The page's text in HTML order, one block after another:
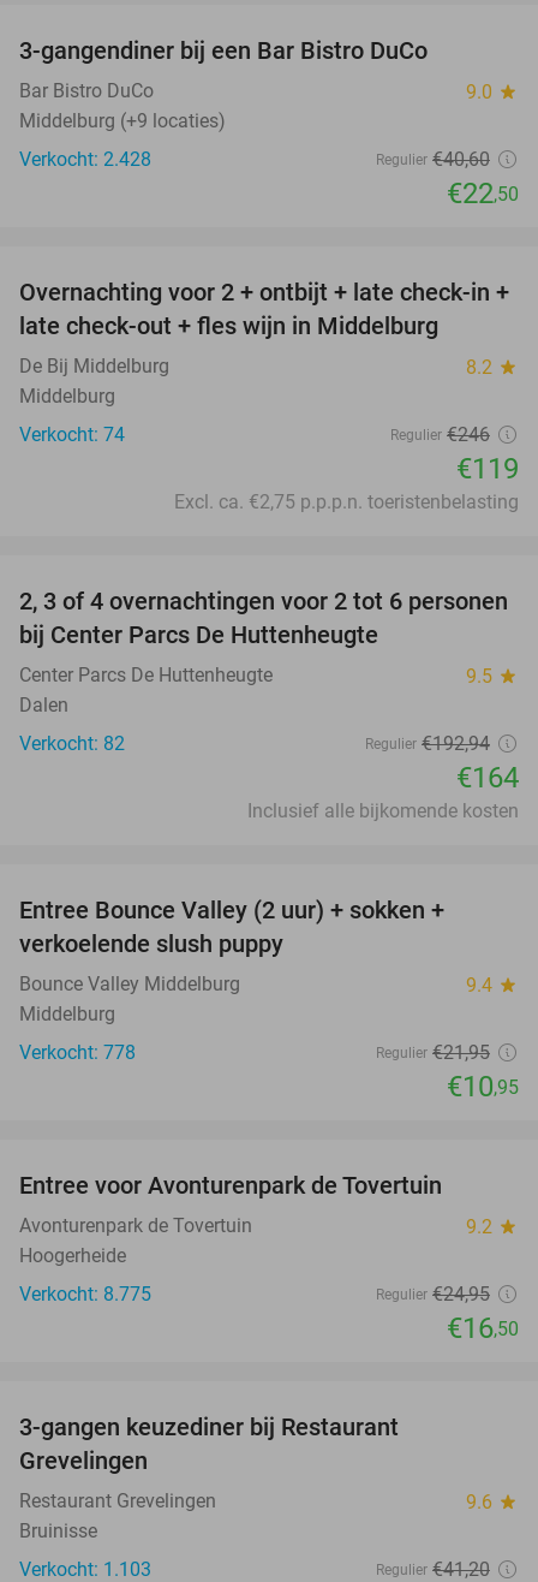
3-gangendiner bij een Bar Bistro DuCo
Bar Bistro DuCo 9.0 star
Middelburg (+9 locaties)
Verkocht: 2.428
Regulier €40,60
€22,50
52%
Overnachting voor 2 + ontbijt + late check-in +
late check-out + fles wijn in Middelburg
De Bij Middelburg 8.2 star
Middelburg
Verkocht: 74
Regulier €246
€119
Excl. ca. €2,75 p.p.p.n. toeristenbelasting
15%
2, 3 of 4 overnachtingen voor 2 tot 6 personen
bij Center Parcs De Huttenheugte
Center Parcs De Huttenheugte 9.5 star
Dalen
Verkocht: 82
Regulier €192,94
€164
Inclusief alle bijkomende kosten
Entree Bounce Valley (2 uur) + sokken +
verkoelende slush puppy
Bounce Valley Middelburg 9.4 star
Middelburg
Verkocht: 778
Regulier €21,95
€10,95
Entree voor Avonturenpark de Tovertuin
Avonturenpark de Tovertuin 9.2 star
Hoogerheide
Verkocht: 8.775
Regulier €24,95
€16,50
3-gangen keuzediner bij Restaurant
Grevelingen
Restaurant Grevelingen 9.6 star
Bruinisse
Verkocht: 1.103
Regulier €41,20